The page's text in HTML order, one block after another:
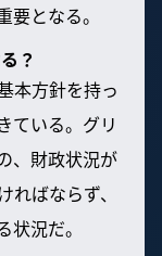
となる。
？
本方針を持っ
ている。グリ
、財政状況が
ばならず、
況だ。